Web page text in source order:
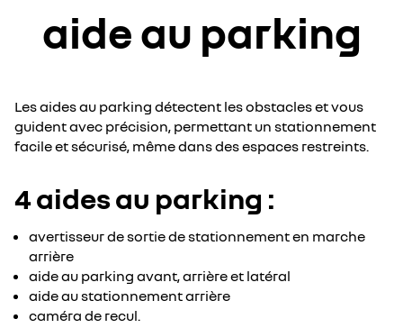
aide au parking
Les aides au parking détectent les obstacles et vous
guident avec précision, permettant un stationnement
facile et sécurisé, même dans des espaces restreints.
4 aides au parking :
avertisseur de sortie de stationnement en marche
arrière
aide au parking avant, arrière et latéral
aide au stationnement arrière
caméra de recul.